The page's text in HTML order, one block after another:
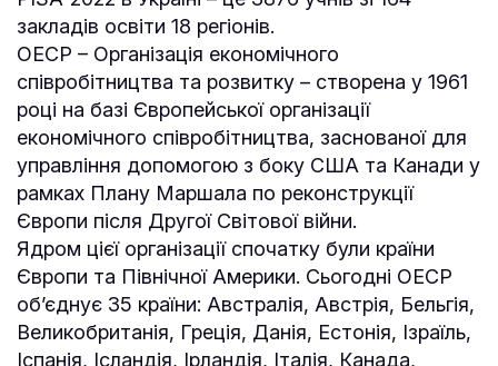
закладів освіти 18 регіонів.
ОЕСР – Організація економічного
співробітництва та розвитку – створена у 1961
році на базі Європейської організації
економічного співробітництва, заснованої для
управління допомогою з боку США та Канади у
рамках Плану Маршала по реконструкції
Європи після Другої Світової війни.
Ядром цієї організації спочатку були країни
Європи та Північної Америки. Сьогодні ОЕСР
об’єднує 35 країни: Австралія, Австрія, Бельгія,
Великобританія, Греція, Данія, Естонія, Ізраїль,
Іспанія, Ісландія, Ірландія, Італія, Канада,